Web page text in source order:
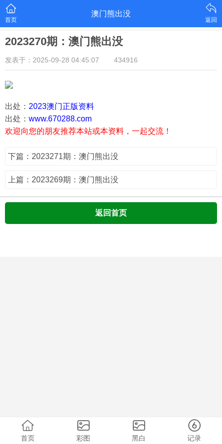
首页
澳门熊出没
返回
2023270期：澳门熊出没
发表于：2025-09-28 04:45:07 434916
出处： 2023澳门正版资料
出处： www.670288.com
欢迎向您的朋友推荐本站或本资料，一起交流！
下篇：2023271期：澳门熊出没
上篇：2023269期：澳门熊出没
返回首页
首页 彩图 黑白 记录